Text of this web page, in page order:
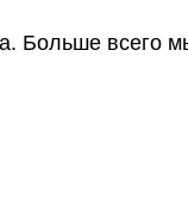
Больше всего